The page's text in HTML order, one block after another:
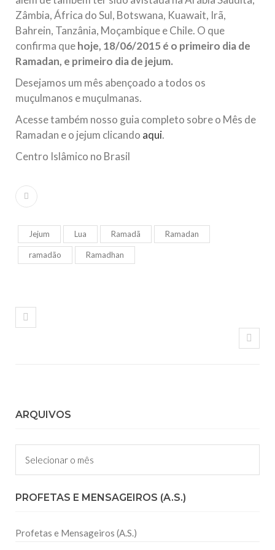
Zâmbia, África do Sul, Botswana, Kuawait, Irã,
Bahrein, Tanzânia, Moçambique e Chile. O que
confirma quehoje, 18/06/2015 é o primeiro dia de
Ramadan, e primeiro dia de jejum.
Desejamos um mês abençoado a todos os
muçulmanos e muçulmanas.
Acesse também nosso guia completo sobre o Mês de
Ramadan e o jejum clicando aqui.
Centro Islâmico no Brasil
Jejum Lua Ramadã Ramadan
ramadão Ramadhan
ARQUIVOS
Arquivos
PROFETAS E MENSAGEIROS (A.S.)
Profetas e Mensageiros (A.S.)